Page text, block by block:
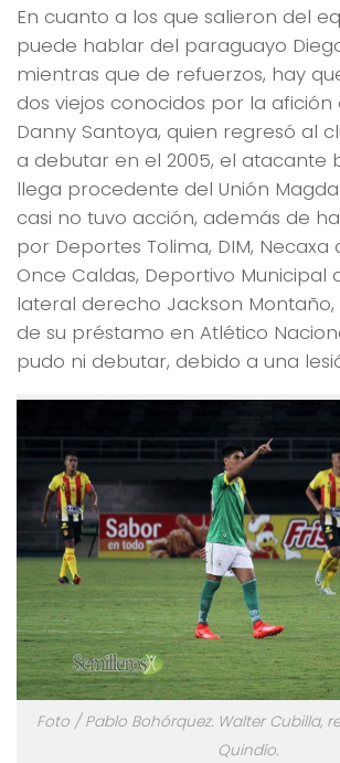
En cuanto a los que salieron del
puede hablar del paraguayo
mientras que de refuerzos, hay
dos viejos conocidos por la afición
Danny Santoya, quien regresó al
a debutar en el 2005, el atacante
llega procedente del Unión
casi no tuvo acción, además de
por Deportes Tolima, DIM, Necaxa
Once Caldas, Deportivo Municipal
lateral derecho Jackson
de su préstamo en Atlético
pudo ni debutar, debido a una
Foto / Pablo Bohórquez. Walter Cubilla,
Quindío.